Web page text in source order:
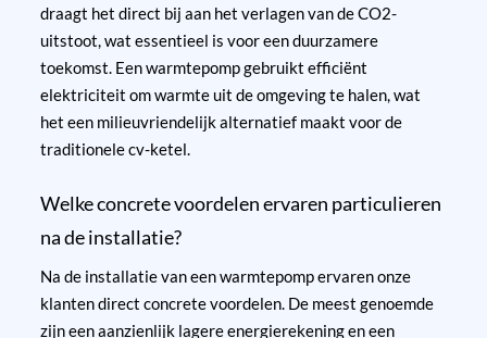
draagt het direct bij aan het verlagen van de CO2-
uitstoot, wat essentieel is voor een duurzamere
toekomst. Een warmtepomp gebruikt efficiënt
elektriciteit om warmte uit de omgeving te halen, wat
het een milieuvriendelijk alternatief maakt voor de
traditionele cv-ketel.
Welke concrete voordelen ervaren particulieren
na de installatie?
Na de installatie van een warmtepomp ervaren onze
klanten direct concrete voordelen. De meest genoemde
zijn een aanzienlijk lagere energierekening en een